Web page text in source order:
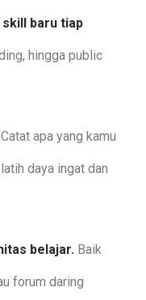
baru tiap
hingga public
apa yang kamu
daya ingat dan
belajar.Baik
forum daring